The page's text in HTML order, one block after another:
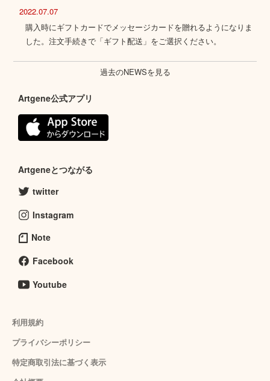
2022.07.07
購入時にギフトカードでメッセージカードを贈れるようになりま
した。注文手続きで「ギフト配送」をご選択ください。
過去のNEWSを見る
Artgene公式アプリ
Artgeneとつながる
twitter
Instagram
Note
Facebook
Youtube
利用規約
プライバシーポリシー
特定商取引法に基づく表示